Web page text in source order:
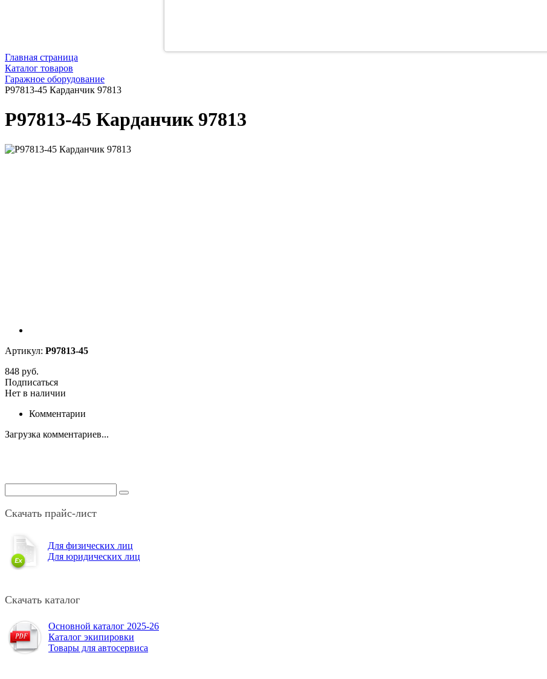
Главная страница
Каталог товаров
Гаражное оборудование
P97813-45 Карданчик 97813
P97813-45 Карданчик 97813
Артикул: P97813-45
848 руб.
Подписаться
Нет в наличии
Комментарии
Загрузка комментариев...
Скачать прайс-лист
Для физических лиц
Для юридических лиц
Скачать каталог
Основной каталог 2025-26
Каталог экипировки
Товары для автосервиса